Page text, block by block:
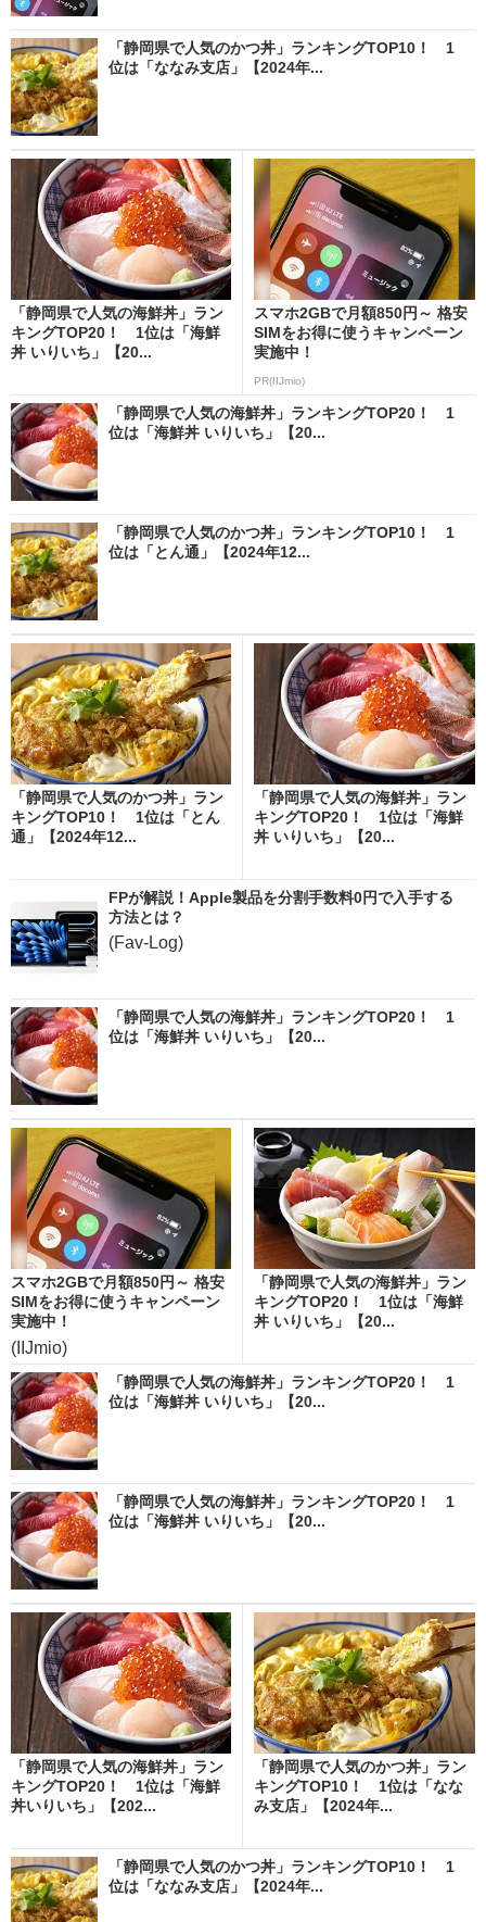
「静岡県で人気のかつ丼」ランキングTOP10！ 1
位は「ななみ支店」【2024年...
「静岡県で人気の海鮮丼」ラン
キングTOP20！ 1位は「海鮮
丼 いりいち」【20...
スマホ2GBで月額850円～ 格安
SIMをお得に使うキャンペーン
実施中！
PR(IIJmio)
「静岡県で人気の海鮮丼」ランキングTOP20！ 1
位は「海鮮丼 いりいち」【20...
「静岡県で人気のかつ丼」ランキングTOP10！ 1
位は「とん通」【2024年12...
「静岡県で人気のかつ丼」ラン
キングTOP10！ 1位は「とん
通」【2024年12...
「静岡県で人気の海鮮丼」ラン
キングTOP20！ 1位は「海鮮
丼 いりいち」【20...
FPが解説！Apple製品を分割手数料0円で入手する
方法とは？
(Fav-Log)
「静岡県で人気の海鮮丼」ランキングTOP20！ 1
位は「海鮮丼 いりいち」【20...
スマホ2GBで月額850円～ 格安
SIMをお得に使うキャンペーン
実施中！
(IIJmio)
「静岡県で人気の海鮮丼」ラン
キングTOP20！ 1位は「海鮮
丼 いりいち」【20...
「静岡県で人気の海鮮丼」ランキングTOP20！ 1
位は「海鮮丼 いりいち」【20...
「静岡県で人気の海鮮丼」ランキングTOP20！ 1
位は「海鮮丼 いりいち」【20...
「静岡県で人気の海鮮丼」ラン
キングTOP20！ 1位は「海鮮
丼いりいち」【202...
「静岡県で人気のかつ丼」ラン
キングTOP10！ 1位は「なな
み支店」【2024年...
「静岡県で人気のかつ丼」ランキングTOP10！ 1
位は「ななみ支店」【2024年...